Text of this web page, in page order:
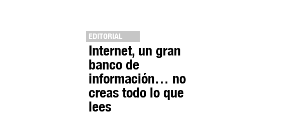
EDITORIAL
Internet, un gran
banco de
información… no
creas todo lo que
lees